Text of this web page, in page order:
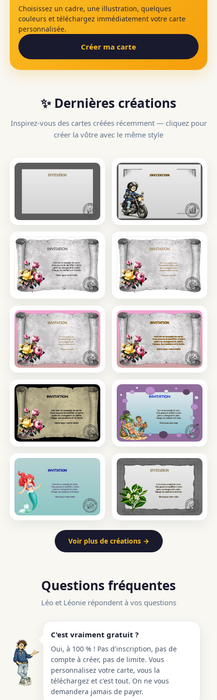
Choisissez un cadre, une illustration, quelques
couleurs et téléchargez immédiatement votre carte
personnalisée.
Créer ma carte
✨ Dernières créations
Inspirez-vous des cartes créées récemment — cliquez pour
créer la vôtre avec le même style
Voir plus de créations →
Questions fréquentes
Léo et Léonie répondent à vos questions
C'est vraiment gratuit ?
Oui, à 100 % ! Pas d'inscription, pas de
compte à créer, pas de limite. Vous
personnalisez votre carte, vous la
téléchargez et c'est tout. On ne vous
demandera jamais de payer.